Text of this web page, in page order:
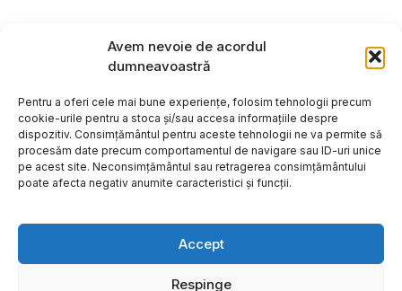
Avem nevoie de acordul
dumneavoastră
Pentru a oferi cele mai bune experiențe, folosim tehnologii precum
cookie-urile pentru a stoca și/sau accesa informațiile despre
dispozitiv. Consimțământul pentru aceste tehnologii ne va permite să
procesăm date precum comportamentul de navigare sau ID-uri unice
pe acest site. Neconsimțământul sau retragerea consimțământului
poate afecta negativ anumite caracteristici și funcții.
Accept
Respinge